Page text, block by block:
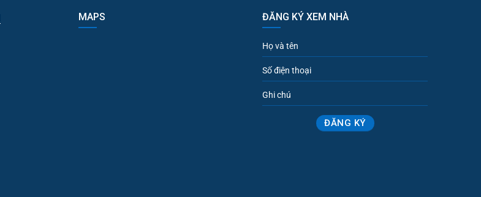
MAPS ĐĂNG KÝ XEM NHÀ